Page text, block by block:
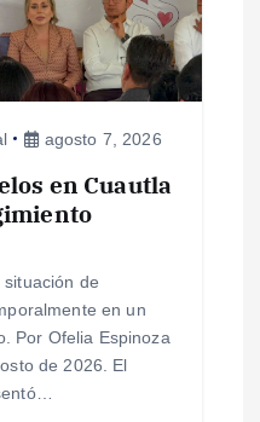
agosto 7, 2026
en Cuautla
situación de
en un
Por Ofelia Espinoza
de 2026. El